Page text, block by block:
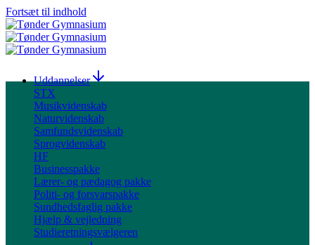
Fortsæt til indhold
Uddannelser
STX
Musikvidenskab
Naturvidenskab
Samfundsvidenskab
Sprogvidenskab
HF
Businesspakke
Lærer- og pædagog pakke
Politi- og forsvarspakke
Sundhedsfaglig pakke
Hjælp & vejledning
Studieretningsvælgeren